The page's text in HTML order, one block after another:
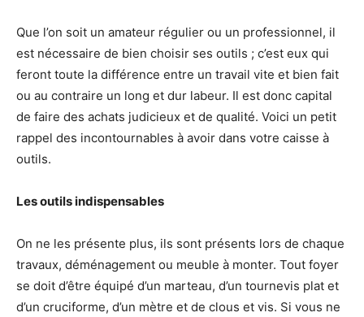
Que l’on soit un amateur régulier ou un professionnel, il
est nécessaire de bien choisir ses outils ; c’est eux qui
feront toute la différence entre un travail vite et bien fait
ou au contraire un long et dur labeur. Il est donc capital
de faire des achats judicieux et de qualité. Voici un petit
rappel des incontournables à avoir dans votre caisse à
outils.
Les outils indispensables
On ne les présente plus, ils sont présents lors de chaque
travaux, déménagement ou meuble à monter. Tout foyer
se doit d’être équipé d’un marteau, d’un tournevis plat et
d’un cruciforme, d’un mètre et de clous et vis. Si vous ne